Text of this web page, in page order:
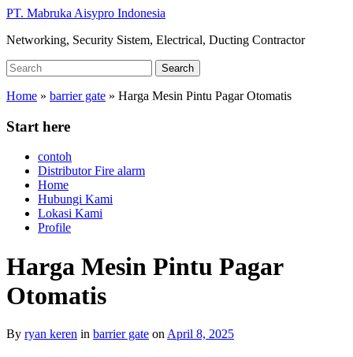
Skip
main
PT. Mabruka Aisypro Indonesia
Networking, Security Sistem, Electrical, Ducting Contractor
Search
for:
Search
Home » barrier gate » Harga Mesin Pintu Pagar Otomatis
Start here
contoh
Distributor Fire alarm
Home
Hubungi Kami
Lokasi Kami
Profile
Harga Mesin Pintu Pagar
Otomatis
By ryan keren in barrier gate on April 8, 2025